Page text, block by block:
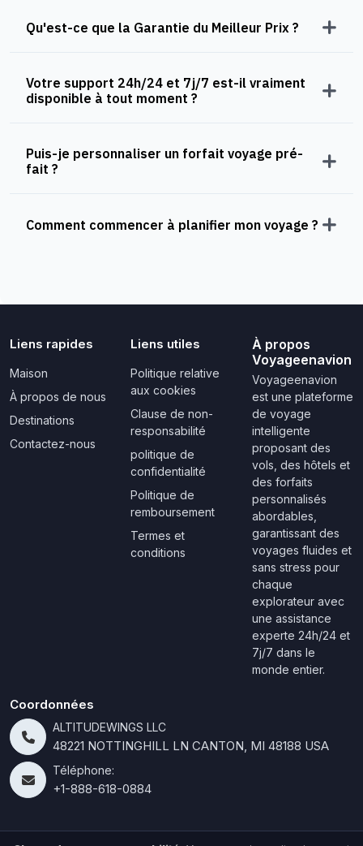
Qu'est-ce que la Garantie du Meilleur Prix ?
Votre support 24h/24 et 7j/7 est-il vraiment
disponible à tout moment ?
Puis-je personnaliser un forfait voyage pré-
fait ?
Comment commencer à planifier mon voyage ?
Liens rapides
Maison
À propos de nous
Destinations
Contactez-nous
Liens utiles
Politique relative
aux cookies
Clause de non-
responsabilité
politique de
confidentialité
Politique de
remboursement
Termes et
conditions
À propos
Voyageenavion
Voyageenavion
est une plateforme
de voyage
intelligente
proposant des
vols, des hôtels et
des forfaits
personnalisés
abordables,
garantissant des
voyages fluides et
sans stress pour
chaque
explorateur avec
une assistance
experte 24h/24 et
7j/7 dans le
monde entier.
Coordonnées
ALTITUDEWINGS LLC
48221 NOTTINGHILL LN CANTON, MI 48188 USA
Téléphone:
+1-888-618-0884